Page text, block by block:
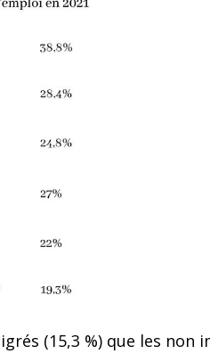
(15,3 %) que les